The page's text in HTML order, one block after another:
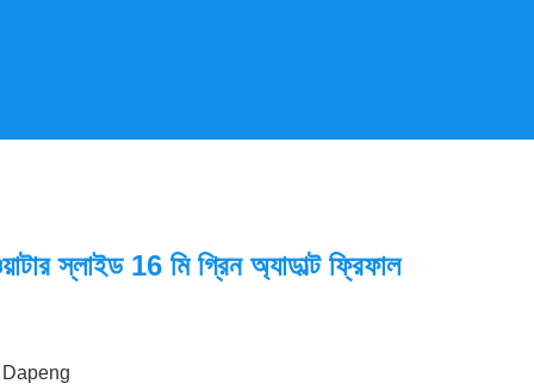
স্লাইড 16 মি গ্রিন অ্যাডাল্ট ফ্রিফাল
Dapeng